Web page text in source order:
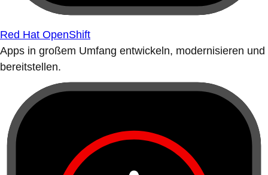
Red Hat OpenShift
Apps in großem Umfang entwickeln, modernisieren und
bereitstellen.